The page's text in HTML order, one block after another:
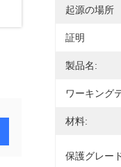
起源の場所
証明
製品名:
ワーキング
材料:
保護グレー